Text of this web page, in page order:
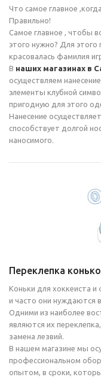
Что самое главное
Правильно!
Самое главное , чтобы
этого нужно? Для
красовалась фамилия
В наших магазинах в
осуществляем
элементы клубной
пригодную для этого
Нанесение
способствует долгой
наносимого.
Переклепка
Коньки для хоккеиста и
и часто они нуждаются
Одними из наиболее
являются их
замена лезвий.
В нашем магазине мы
профессиональном
опытом, в сроки,